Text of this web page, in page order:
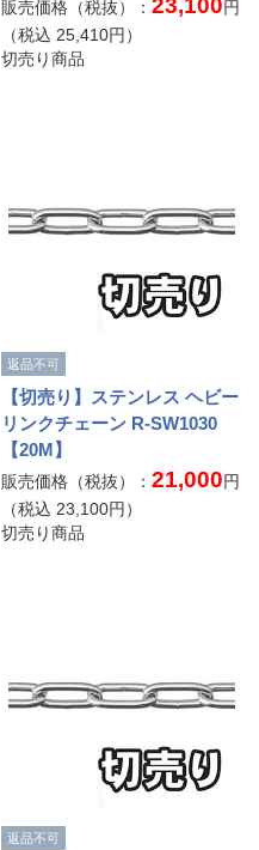
販売価格（税抜）：
円
（税込 25,410円）
切売り商品
返品不可
【切売り】ステンレス ヘビー
リンクチェーン R-SW1030
【20M】
販売価格（税抜）：21,000円
（税込 23,100円）
切売り商品
返品不可